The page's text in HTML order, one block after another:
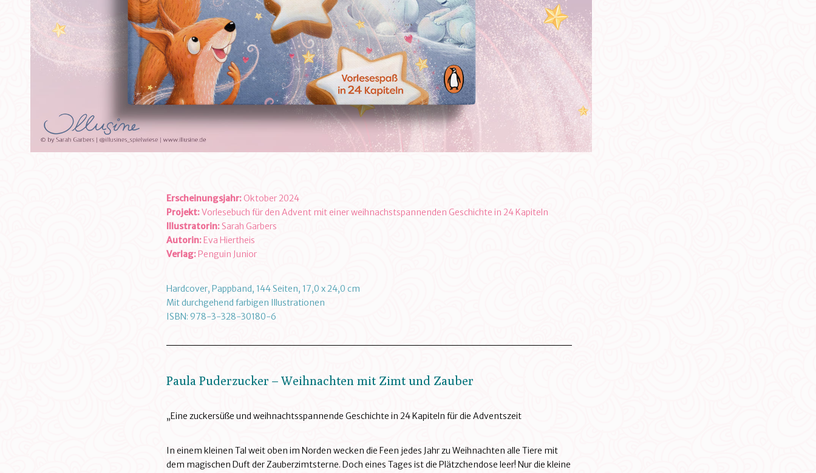
Erscheinungsjahr:Oktober 2024
Projekt:Vorlesebuch für den Advent mit einer weihnachstspannenden Geschichte in 24 Kapiteln
Illustratorin:Sarah Garbers
Autorin:Eva Hiertheis
Verlag: Penguin Junior
Hardcover, Pappband, 144 Seiten, 17,0 x 24,0 cm
Mit durchgehend farbigen Illustrationen
ISBN: 978-3-328-30180-6
Paula Puderzucker – Weihnachten mit Zimt und Zauber
„Eine zuckersüße und weihnachtsspannende Geschichte in 24 Kapiteln für die Adventszeit
In einem kleinen Tal weit oben im Norden wecken die Feen jedes Jahr zu Weihnachten alle Tiere mit
dem magischen Duft der Zauberzimtsterne. Doch eines Tages ist die Plätzchendose leer! Nur die kleine